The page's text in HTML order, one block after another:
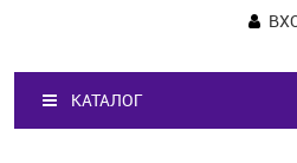
КАТАЛОГ